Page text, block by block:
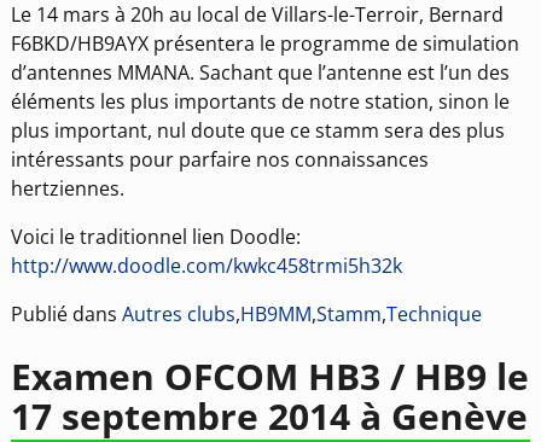
Le 14 mars à 20h au local de Villars-le-Terroir, Bernard
F6BKD/HB9AYX présentera le programme de simulation
d’antennes MMANA. Sachant que l’antenne est l’un des
éléments les plus importants de notre station, sinon le
plus important, nul doute que ce stamm sera des plus
intéressants pour parfaire nos connaissances
hertziennes.
Voici le traditionnel lien Doodle:
http://www.doodle.com/kwkc458trmi5h32k
Publié dans Autres clubs,HB9MM,Stamm,Technique
Examen OFCOM HB3 / HB9 le
17 septembre 2014 à Genève